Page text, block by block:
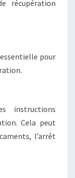
récupération
pour
instructions
Cela peut
l’arrêt